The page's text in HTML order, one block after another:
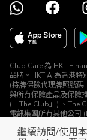
繼續訪問/使用
Club Care 為 HKT
品牌。HKTIA 為香港特
(持牌保險代理牌照號
與所有保險產品及保險
(「The Club」) 、The
電訊集團所有其他公司
© The Club 2026. 保